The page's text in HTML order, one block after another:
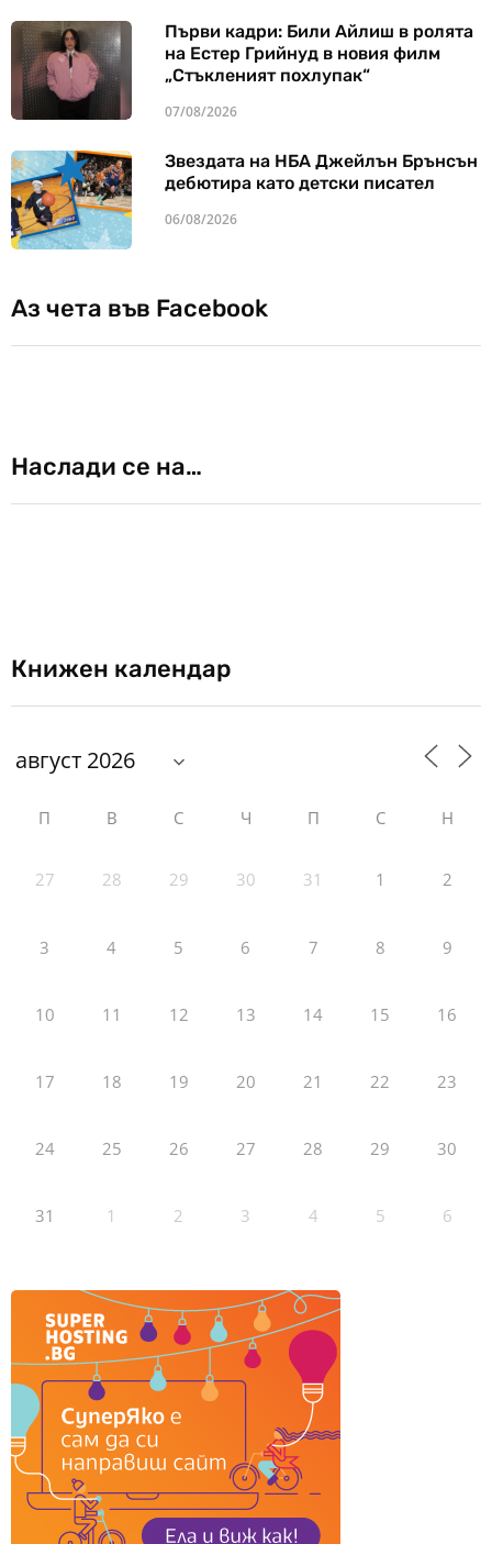
Първи кадри: Били Айлиш в ролята
на Естер Грийнуд в новия филм
„Стъкленият похлупак“
07/08/2026
Звездата на НБА Джейлън Брънсън
дебютира като детски писател
06/08/2026
Аз чета във Facebook
Наслади се на…
Книжен календар
П В С Ч П С Н
27 28 29 30 31 1 2
3 4 5 6 7 8 9
10 11 12 13 14 15 16
17 18 19 20 21 22 23
24 25 26 27 28 29 30
31 1 2 3 4 5 6